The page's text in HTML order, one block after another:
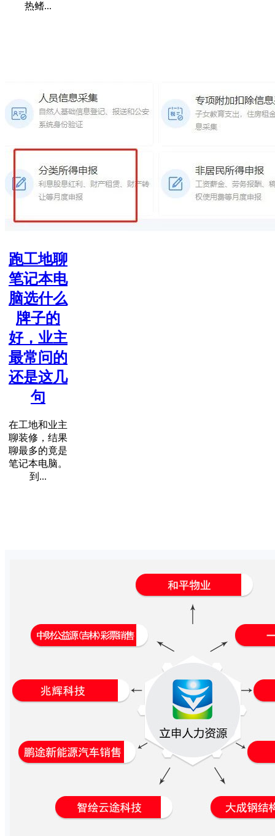
热鳍...
跑工地聊
笔记本电
脑选什么
牌子的
好，业主
最常问的
还是这几
句
在工地和业主
聊装修，结果
聊最多的竟是
笔记本电脑。
到...